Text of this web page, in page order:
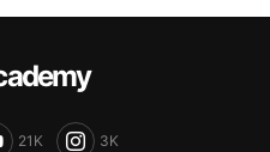
21K 3K